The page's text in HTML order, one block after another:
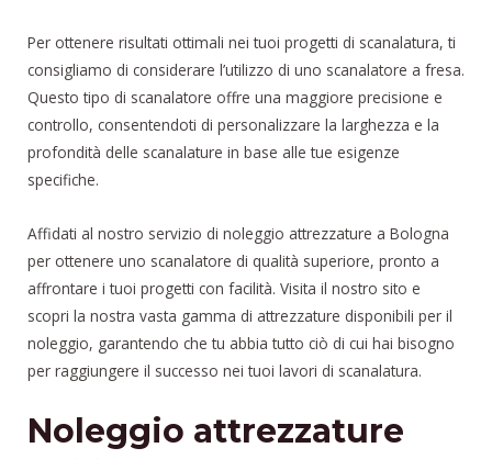
Per ottenere risultati ottimali nei tuoi progetti di scanalatura, ti
consigliamo di considerare l’utilizzo di uno scanalatore a fresa.
Questo tipo di scanalatore offre una maggiore precisione e
controllo, consentendoti di personalizzare la larghezza e la
profondità delle scanalature in base alle tue esigenze
specifiche.
Affidati al nostro servizio di noleggio attrezzature a Bologna
per ottenere uno scanalatore di qualità superiore, pronto a
affrontare i tuoi progetti con facilità. Visita il nostro sito e
scopri la nostra vasta gamma di attrezzature disponibili per il
noleggio, garantendo che tu abbia tutto ciò di cui hai bisogno
per raggiungere il successo nei tuoi lavori di scanalatura.
Noleggio attrezzature